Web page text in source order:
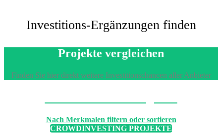
Investitions-Ergänzungen finden
Projekte vergleichen
Finden Sie hier direkt weitere Investitionschancen aller Anbieter
Nach Merkmalen filtern oder sortieren
CROWDINVESTING PROJEKTE